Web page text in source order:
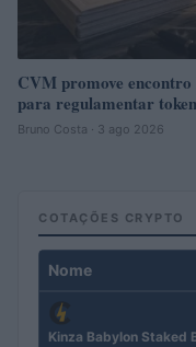
CVM promove
para regulamentar
Bruno Costa · 3 ago 2026
COTAÇÕES CRYPTO
Nome
Kinza Babylon Staked